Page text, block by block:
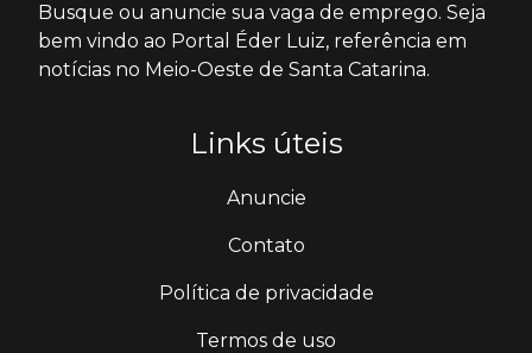
Busque ou anuncie sua vaga de emprego. Seja
bem vindo ao Portal Éder Luiz, referência em
notícias no Meio-Oeste de Santa Catarina.
Links úteis
Anuncie
Contato
Política de privacidade
Termos de uso